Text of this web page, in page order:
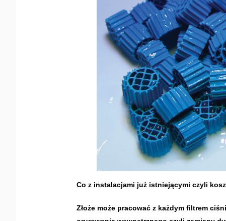
Co z instalacjami już istniejącymi czyli
Złoże może pracować z każdym filtrem